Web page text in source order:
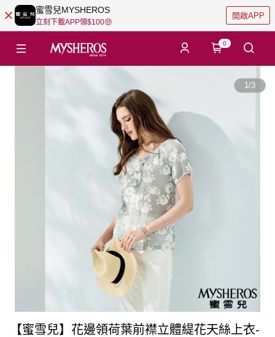
蜜雪兒MYSHEROS
立刻下載APP領$100🤑
開啟APP
0
1/3
【蜜雪兒】花邊領荷葉前襟立體緹花天絲上衣-